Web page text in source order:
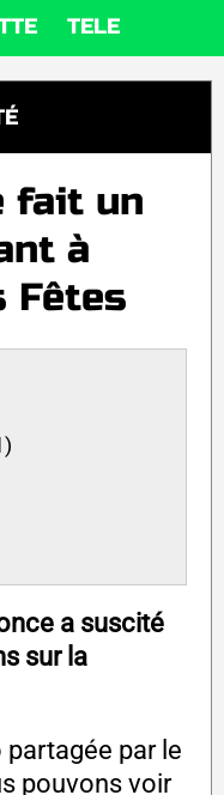
TELE
fait un
à
Fêtes
a suscité
sur la
par le
pouvons voir